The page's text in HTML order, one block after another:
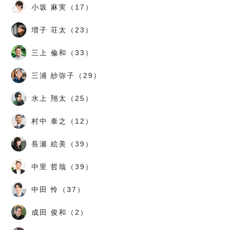
小坂 麻実（17）
増子 荘太（23）
三上 倫和（33）
三浦 紗弥子（29）
水上 翔太（25）
村中 泰之（12）
長瀬 絵美（39）
中里 哲哉（39）
中田 怜（37）
成田 俊和（2）